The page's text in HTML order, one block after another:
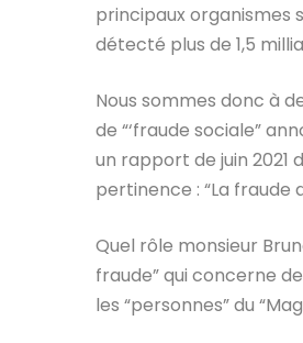
principaux organismes
détecté plus de 1,5
Nous sommes donc à
de “‘fraude sociale”
un rapport de juin 2021
pertinence : “La fraude
Quel rôle monsieur
fraude” qui concerne
les “personnes” du